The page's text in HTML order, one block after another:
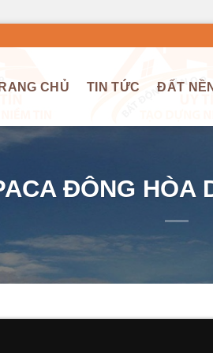
CHỦ TIN TỨC ĐẤT NỀN
ĐÔNG HÒA